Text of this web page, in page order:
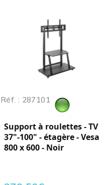
Réf. : 287101
Support à roulettes - TV
37"-100" - étagère - Vesa
800 x 600 - Noir